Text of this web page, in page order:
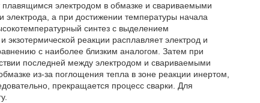
электродом в обмазке и свариваемыми
электрода, а при достижении температуры начала
синтез с выделением
экзотермической реакции расплавляет электрод и
с наиболее близким аналогом. Затем при
последней между электродом и свариваемыми
из-за поглощения тепла в зоне реакции инертом,
прекращается процесс сварки. Для